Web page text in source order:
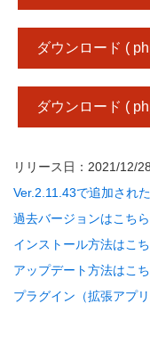
ダウンロード (
ダウンロード (
リリース日：2021/12/28
Ver.2.11.43で追加され
過去バージョンはこちら
インストール方法はこ
アップデート方法はこ
プラグイン（拡張アプ